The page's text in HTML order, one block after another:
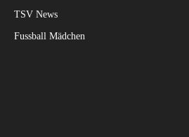
TSV News
Fussball Mädchen